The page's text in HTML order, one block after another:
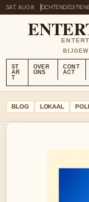
SAT, AUG 8 OCHTENDEDITIE
ST
AR
T
OVER
ONS
CONT
ACT
BLOG LOKAAL